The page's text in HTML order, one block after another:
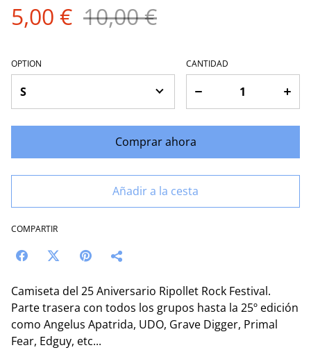
5,00 € 10,00 €
OPTION CANTIDAD
Comprar ahora
Añadir a la cesta
COMPARTIR
Camiseta del 25 Aniversario Ripollet Rock Festival.
Parte trasera con todos los grupos hasta la 25º edición
como Angelus Apatrida, UDO, Grave Digger, Primal
Fear, Edguy, etc...